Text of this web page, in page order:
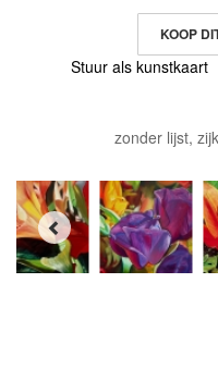
KOOP
Stuur als kunstkaart
zonder lijst,